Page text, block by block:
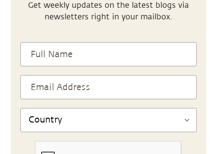
Get weekly updates on the latest blogs via
newsletters right in your mailbox.